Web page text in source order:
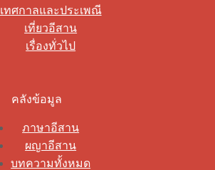
เทศกาลและประเพณี
เที่ยวอีสาน
เรื่องทั่วไป
คลังข้อมูล
ภาษาอีสาน
ผญาอีสาน
บทความทั้งหมด